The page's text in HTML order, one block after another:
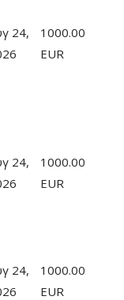
24,
1000.00
EUR
24,
1000.00
EUR
24,
1000.00
EUR